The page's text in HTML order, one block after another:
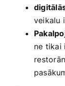
veikalu
ne tikai